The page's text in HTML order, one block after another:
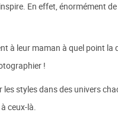
En effet, énormément
à leur maman à quel point
!
styles dans des univers
ceux-là.